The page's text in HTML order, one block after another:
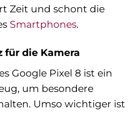
Zeit und schont die
Smartphones.
für die Kamera
Google Pixel 8 ist ein
um besondere
Umso wichtiger ist